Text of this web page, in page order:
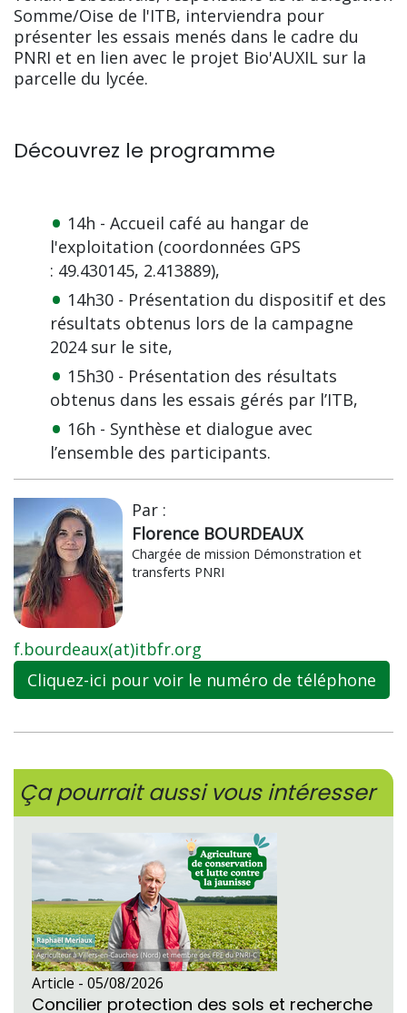
Somme/Oise de l'ITB, interviendra pour
présenter les essais menés dans le cadre du
PNRI et en lien avec le projet Bio'AUXIL sur la
parcelle du lycée.
Découvrez le programme
14h - Accueil café au hangar de
l'exploitation (coordonnées GPS
: 49.430145, 2.413889),
14h30 - Présentation du dispositif et des
résultats obtenus lors de la campagne
2024 sur le site,
15h30 - Présentation des résultats
obtenus dans les essais gérés par l’ITB,
16h - Synthèse et dialogue avec
l’ensemble des participants.
Par :
Florence BOURDEAUX
Chargée de mission Démonstration et
transferts PNRI
f.bourdeaux(at)itbfr.org
Cliquez-ici pour voir le numéro de téléphone
Ça pourrait aussi vous intéresser
Article - 05/08/2026
Concilier protection des sols et recherche